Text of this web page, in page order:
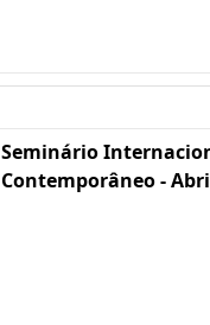
Seminário
Contemporâneo -